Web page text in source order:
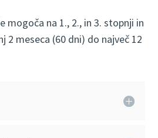
mogoča na 1., 2., in 3. stopnji in
2 meseca (60 dni) do največ 12